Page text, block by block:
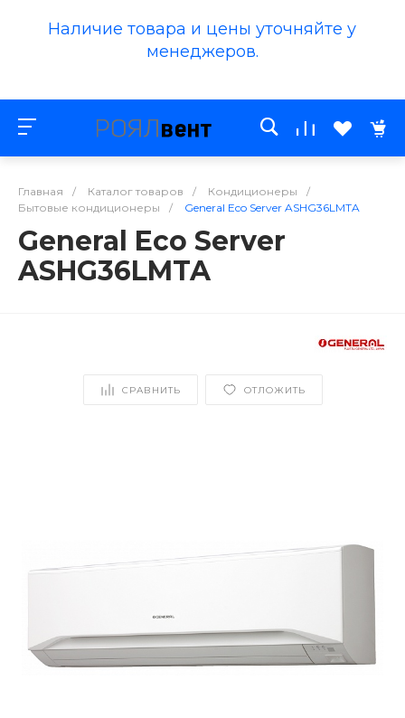
Наличие товара и цены уточняйте у
менеджеров.
Главная / Каталог товаров / Кондиционеры
/
Бытовые кондиционеры
/ General Eco Server ASHG36LMTA
General Eco Server
ASHG36LMTA
СРАВНИТЬ ОТЛОЖИТЬ